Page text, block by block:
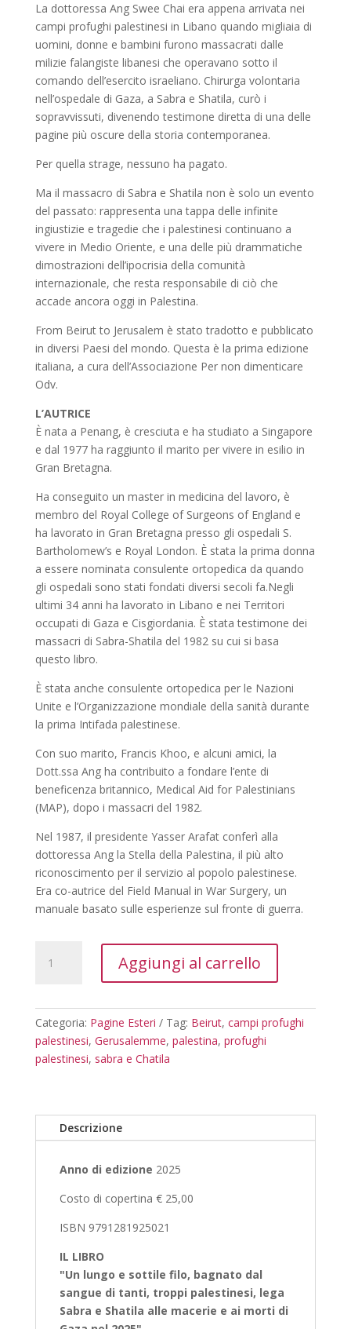
La dottoressa Ang Swee Chai era appena arrivata nei
campi profughi palestinesi in Libano quando migliaia di
uomini, donne e bambini furono massacrati dalle
milizie falangiste libanesi che operavano sotto il
comando dell’esercito israeliano. Chirurga volontaria
nell’ospedale di Gaza, a Sabra e Shatila, curò i
sopravvissuti, divenendo testimone diretta di una delle
pagine più oscure della storia contemporanea.
Per quella strage, nessuno ha pagato.
Ma il massacro di Sabra e Shatila non è solo un evento
del passato: rappresenta una tappa delle infinite
ingiustizie e tragedie che i palestinesi continuano a
vivere in Medio Oriente, e una delle più drammatiche
dimostrazioni dell’ipocrisia della comunità
internazionale, che resta responsabile di ciò che
accade ancora oggi in Palestina.
From Beirut to Jerusalem è stato tradotto e pubblicato
in diversi Paesi del mondo. Questa è la prima edizione
italiana, a cura dell’Associazione Per non dimenticare
Odv.
L’AUTRICE
È nata a Penang, è cresciuta e ha studiato a Singapore
e dal 1977 ha raggiunto il marito per vivere in esilio in
Gran Bretagna.
Ha conseguito un master in medicina del lavoro, è
membro del Royal College of Surgeons of England e
ha lavorato in Gran Bretagna presso gli ospedali S.
Bartholomew’s e Royal London. È stata la prima donna
a essere nominata consulente ortopedica da quando
gli ospedali sono stati fondati diversi secoli fa.Negli
ultimi 34 anni ha lavorato in Libano e nei Territori
occupati di Gaza e Cisgiordania. È stata testimone dei
massacri di Sabra-Shatila del 1982 su cui si basa
questo libro.
È stata anche consulente ortopedica per le Nazioni
Unite e l’Organizzazione mondiale della sanità durante
la prima Intifada palestinese.
Con suo marito, Francis Khoo, e alcuni amici, la
Dott.ssa Ang ha contribuito a fondare l’ente di
beneficenza britannico, Medical Aid for Palestinians
(MAP), dopo i massacri del 1982.
Nel 1987, il presidente Yasser Arafat conferì alla
dottoressa Ang la Stella della Palestina, il più alto
riconoscimento per il servizio al popolo palestinese.
Era co-autrice del Field Manual in War Surgery, un
manuale basato sulle esperienze sul fronte di guerra.
Beirut
quantità
Aggiungi al carrello
Categoria: Pagine Esteri Tag: Beirut, campi profughi
palestinesi, Gerusalemme, palestina, profughi
palestinesi, sabra e Chatila
Descrizione
Anno di edizione 2025
Costo di copertina € 25,00
ISBN 9791281925021
IL LIBRO
"Un lungo e sottile filo, bagnato dal
sangue di tanti, troppi palestinesi, lega
Sabra e Shatila alle macerie e ai morti di